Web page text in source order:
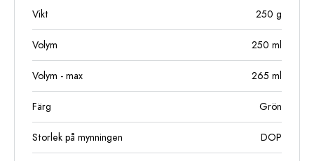
Vikt 250 g
Volym 250 ml
Volym - max 265 ml
Färg Grön
Storlek på mynningen DOP